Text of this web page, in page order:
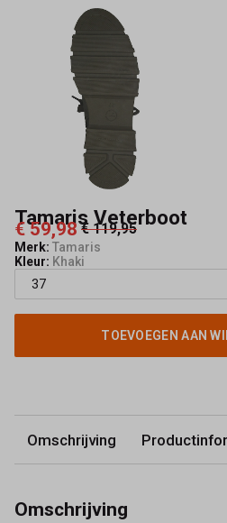
Comfort
Schoenmode
Kerkhof
Tamaris Veterboot
€ 59,98 € 119,95
Merk: Tamaris
Kleur: Khaki
TOEVOEGEN AAN
Omschrijving
Omschrijving